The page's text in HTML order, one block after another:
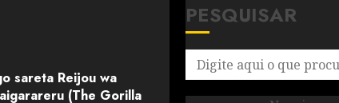
sareta Reijou wa
(The Gorilla
PESQUISAR